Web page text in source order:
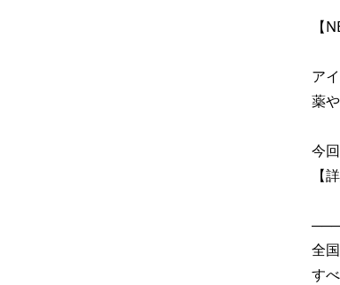
【
ア
薬
今
【
全
す